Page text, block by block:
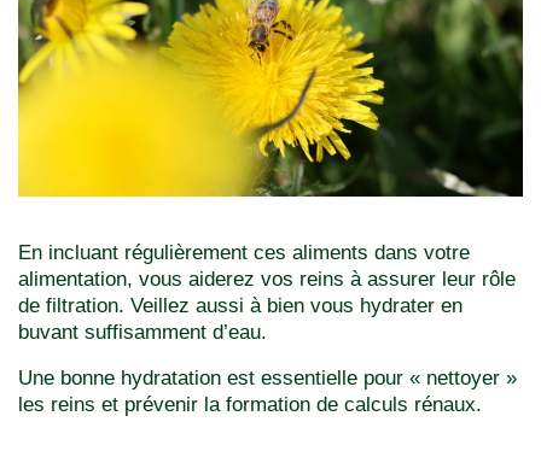
En incluant régulièrement ces aliments dans votre
alimentation, vous aiderez vos reins à assurer leur rôle
de filtration. Veillez aussi à bien vous hydrater en
buvant suffisamment d’eau.
Une bonne hydratation est essentielle pour « nettoyer »
les reins et prévenir la formation de calculs rénaux.